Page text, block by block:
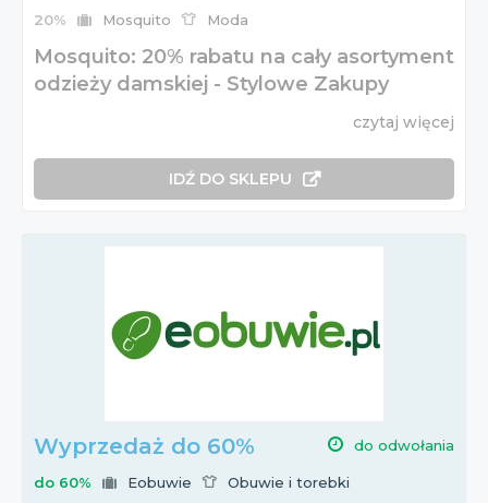
20% Mosquito Moda
Mosquito: 20% rabatu na cały asortyment
odzieży damskiej - Stylowe Zakupy
czytaj więcej
IDŹ DO SKLEPU
Wyprzedaż do 60% do odwołania
do 60% Eobuwie Obuwie i torebki